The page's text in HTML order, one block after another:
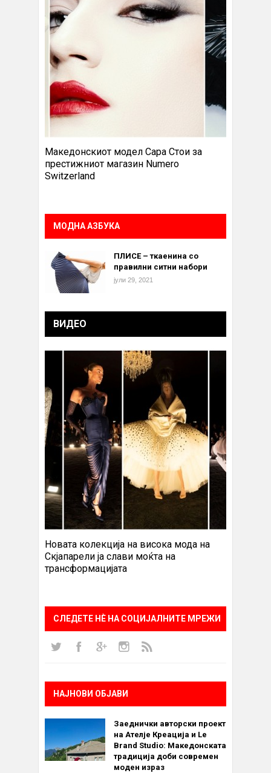
Македонскиот модел Сара Стои за
престижниот магазин Numero
Switzerland
МОДНА АЗБУКА
ПЛИСЕ – ткаенина со
правилни ситни набори
јули 29, 2021
ВИДЕО
Новата колекција на висока мода на
Скјапарели ја слави моќта на
трансформацијата
СЛЕДЕТЕ НÈ НА СОЦИЈАЛНИТЕ МРЕЖИ
НАЈНОВИ ОБЈАВИ
Заеднички авторски проект
на Ателје Креација и Le
Brand Studio: Македонската
традиција доби современ
моден израз